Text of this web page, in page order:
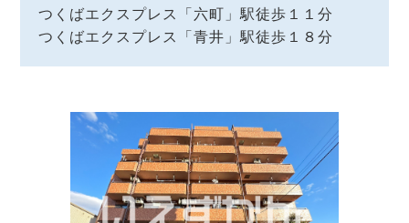
つくばエクスプレス「六町」駅徒歩１１分
つくばエクスプレス「青井」駅徒歩１８分